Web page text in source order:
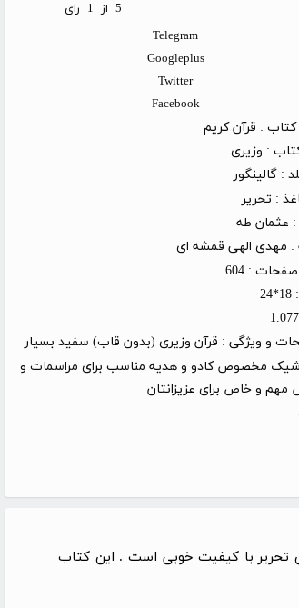
Telegram
Googleplus
Twitter
Facebook
کتاب : قرآن کریم
: وزیری
:گالینگور
: تحریر
عثمان طه
: مهدی الهی قمشه ای
صفحات :604
:
18*24
1.077
و ویژگی : قرآن وزیری (بدون قاب) سفید بسیار
شیک مخصوص کادو و هدیه مناسب برای مراسمات و
مهم و خاص برای عزیزانتان
تحریر با کیفیت خوبی است . این کتاب